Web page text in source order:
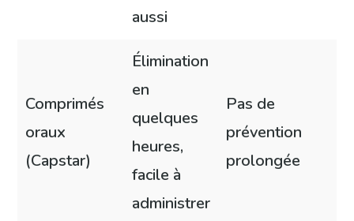
aussi
Comprimés
oraux
(Capstar)
Élimination
en
quelques
heures,
facile à
administrer
Pas de
prévention
prolongée